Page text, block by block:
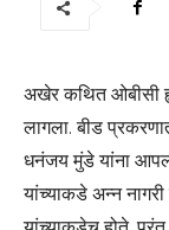
अखेर कथित ओबीसी
लागला. बीड
धनंजय मुंडे यांना
यांच्याकडे अन्न